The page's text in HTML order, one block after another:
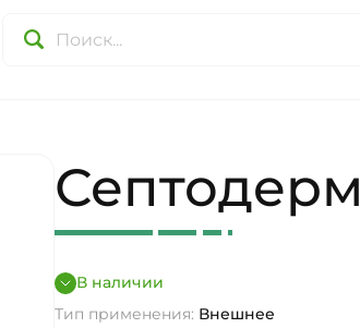
Септодерм
В наличии
Тип применения: Внешнее